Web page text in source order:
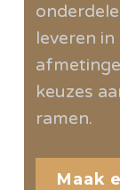
leveren
keuzes
ramen.
Maak